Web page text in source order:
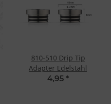
810-510 Drip Tip
Adapter Edelstahl
4,95 *